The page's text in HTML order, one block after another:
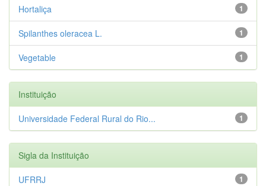
1
Hortaliça
1
Spilanthes oleracea L.
1
Vegetable
Instituição
1
Universidade Federal Rural do Rio...
Sigla da Instituição
1
UFRRJ